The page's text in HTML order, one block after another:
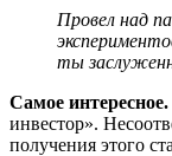
Провел над
ты
Самое интересное.
инвестор».
получения этого